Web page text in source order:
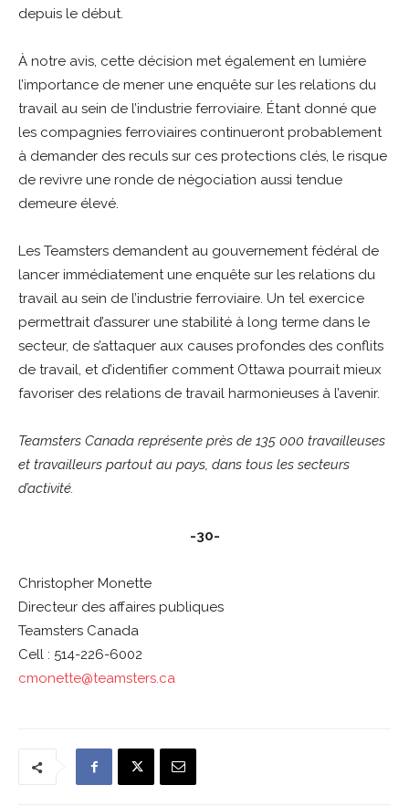
depuis le début.
À notre avis, cette décision met également en lumière
l’importance de mener une enquête sur les relations du
travail au sein de l’industrie ferroviaire. Étant donné que
les compagnies ferroviaires continueront probablement
à demander des reculs sur ces protections clés, le risque
de revivre une ronde de négociation aussi tendue
demeure élevé.
Les Teamsters demandent au gouvernement fédéral de
lancer immédiatement une enquête sur les relations du
travail au sein de l’industrie ferroviaire. Un tel exercice
permettrait d’assurer une stabilité à long terme dans le
secteur, de s’attaquer aux causes profondes des conflits
de travail, et d’identifier comment Ottawa pourrait mieux
favoriser des relations de travail harmonieuses à l’avenir.
Teamsters Canada représente près de 135 000 travailleuses
et travailleurs partout au pays, dans tous les secteurs
d’activité.
-30-
Christopher Monette
Directeur des affaires publiques
Teamsters Canada
Cell : 514-226-6002
cmonette@teamsters.ca